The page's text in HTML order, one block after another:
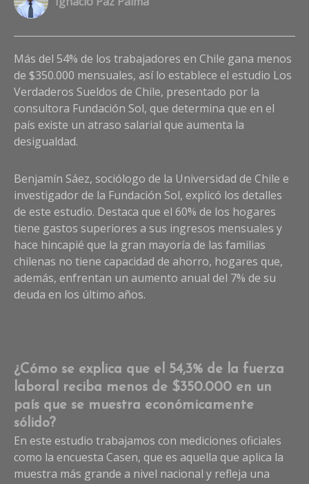
Más del 54% de los trabajadores en Chile gana menos
de $350.000 mensuales, así lo establece el estudio Los
Verdaderos Sueldos de Chile, presentado por la
consultora Fundación Sol, que determina que en el
país existe un atraso salarial que aumenta la
desigualdad.
Benjamín Sáez, sociólogo de la Universidad de Chile e
investigador de la Fundación Sol, explicó los detalles
de este estudio. Destaca que el 60% de los hogares
tiene gastos superiores a sus ingresos mensuales y
hace hincapié que la gran mayoría de las familias
chilenas no tiene capacidad de ahorro, hogares que,
además, enfrentan un aumento anual del 7% de su
deuda en los último años.
¿Cómo se explica que el 54,3% de la fuerza
laboral reciba menos de $350.000 en un
país que se muestra económicamente
sólido?
En este estudio trabajamos con mediciones oficiales
como la encuesta Casen, que es aquella que aplica la
muestra más grande a nivel nacional y refleja una